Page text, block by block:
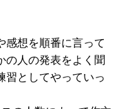
想を順番に言って
の人の発表をよく聞
習としてやっていっ